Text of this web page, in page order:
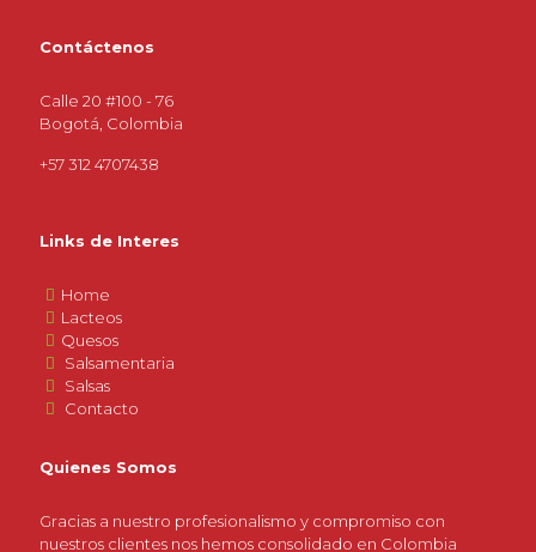
Contáctenos
Calle 20 #100 - 76
Bogotá, Colombia
+57 312 4707438
Links de Interes
Home
Lacteos
Quesos
Salsamentaria
Salsas
Contacto
Quienes Somos
Gracias a nuestro profesionalismo y compromiso con
nuestros clientes nos hemos consolidado en Colombia